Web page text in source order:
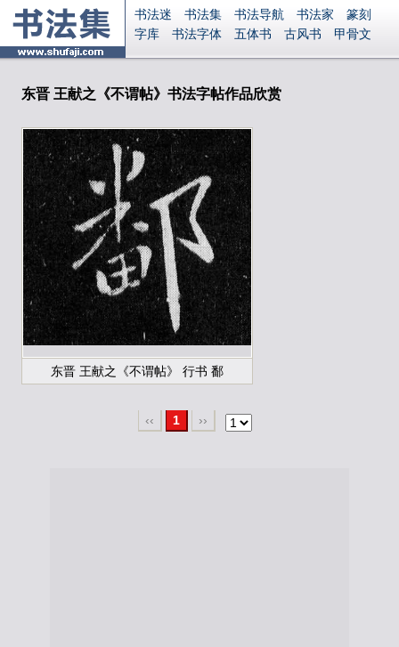
书法迷 书法集 书法导航 书法家
篆刻
字库
书法字体 五体书 古风书
甲骨文
集字
字形 大字 篆刻之家
起名
识字 英语 印章
字体下载
免费字体
Ai矢量
P图宝 南无阿弥陀佛
安全网站
显广告 捐赠
东晋 王献之《不谓帖》书法字帖作品欣赏
东晋 王献之《不谓帖》 行书 鄱
‹‹ 1 ››